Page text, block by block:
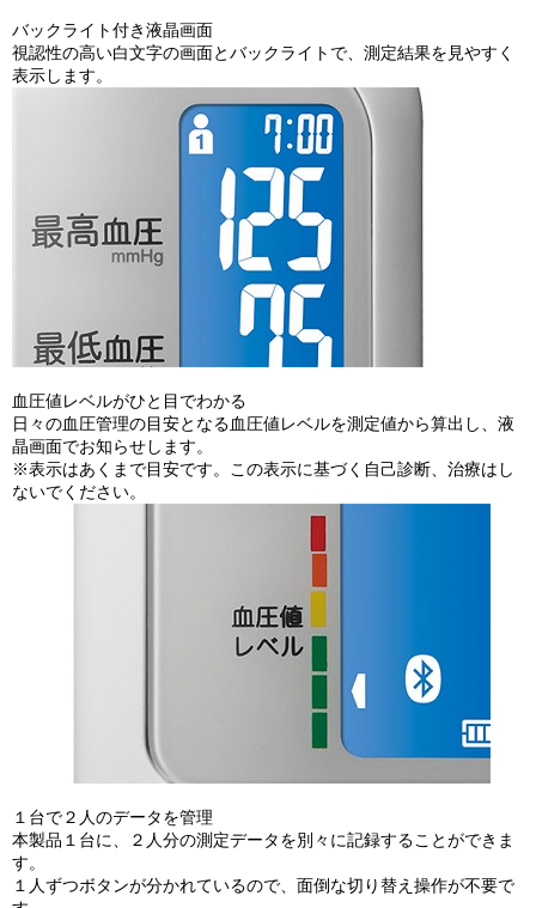
バックライト付き液晶画面
視認性の高い白文字の画面とバックライトで、測定結果を見やすく
表示します。
血圧値レベルがひと目でわかる
日々の血圧管理の目安となる血圧値レベルを測定値から算出し、液
晶画面でお知らせします。
※表示はあくまで目安です。この表示に基づく自己診断、治療はし
ないでください。
１台で２人のデータを管理
本製品１台に、２人分の測定データを別々に記録することができま
す。
１人ずつボタンが分かれているので、面倒な切り替え操作が不要で